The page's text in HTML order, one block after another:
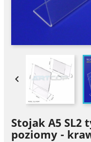

Stojak A5 SL2
poziomy -